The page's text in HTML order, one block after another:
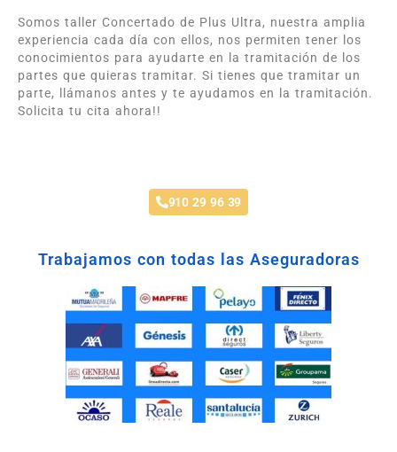
Somos taller Concertado de Plus Ultra, nuestra amplia
experiencia cada día con ellos, nos permiten tener los
conocimientos para ayudarte en la tramitación de los
partes que quieras tramitar. Si tienes que tramitar un
parte, llámanos antes y te ayudamos en la tramitación.
Solicita tu cita ahora!!
910 29 96 39
Trabajamos con todas las Aseguradoras